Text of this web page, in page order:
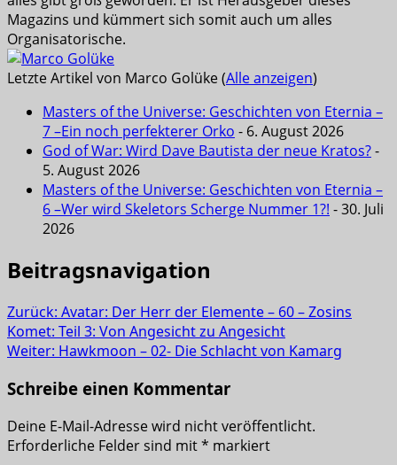
Magazins und kümmert sich somit auch um alles
Organisatorische.
Letzte Artikel von Marco Golüke(Alle anzeigen)
Masters of the Universe: Geschichten von Eternia –
7 –Ein noch perfekterer Orko - 6. August 2026
God of War: Wird Dave Bautista der neue Kratos?-
5. August 2026
Masters of the Universe: Geschichten von Eternia –
6 –Wer wird Skeletors Scherge Nummer 1?! - 30. Juli
2026
Beitragsnavigation
Zurück: Avatar: Der Herr der Elemente – 60 – Zosins
Komet: Teil 3: Von Angesicht zu Angesicht
Weiter: Hawkmoon – 02- Die Schlacht von Kamarg
Schreibe einen Kommentar
Deine E-Mail-Adresse wird nicht veröffentlicht.
Erforderliche Felder sind mit* markiert